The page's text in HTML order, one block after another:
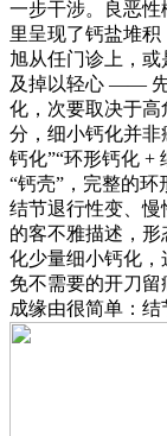
一步干涉。良恶
里呈现了钙盐堆
旭从任门诊上，
及掉以轻心 ——
化，次要取决于
分，细小钙化并非
钙化”“环形钙化 +
“钙壳”，完整的环
结节退行性变、
的客不雅描述，
化少量细小钙化
免不需要的开刀
成缘由很简单：结